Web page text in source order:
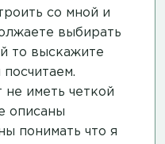
со мной и
выбирать
то выскажите
не иметь четкой
описаны
понимать что я